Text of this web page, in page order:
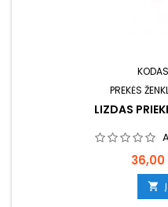
PREKĖS
LIZDAS
Kaina
